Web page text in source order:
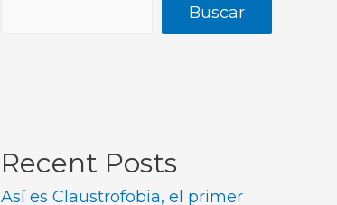
Buscar
Recent Posts
Así es Claustrofobia, el primer